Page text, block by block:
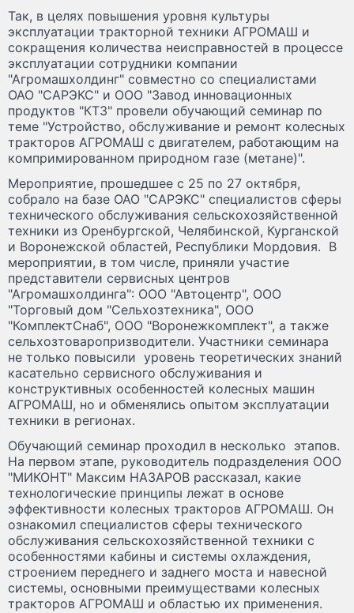
Так, в целях повышения уровня культуры
эксплуатации тракторной техники АГРОМАШ и
сокращения количества неисправностей в процессе
эксплуатации сотрудники компании
"Агромашхолдинг" совместно со специалистами
ОАО "САРЭКС" и ООО "Завод инновационных
продуктов "КТЗ" провели обучающий семинар по
теме "Устройство, обслуживание и ремонт колесных
тракторов АГРОМАШ с двигателем, работающим на
компримированном природном газе (метане)".
Мероприятие, прошедшее с 25 по 27 октября,
собрало на базе ОАО "САРЭКС" специалистов сферы
технического обслуживания сельскохозяйственной
техники из Оренбургской, Челябинской, Курганской
и Воронежской областей, Республики Мордовия. В
мероприятии, в том числе, приняли участие
представители сервисных центров
"Агромашхолдинга": ООО "Автоцентр", ООО
"Торговый дом "Сельхозтехника", ООО
"КомплектСнаб", ООО "Воронежкомплект", а также
сельхозтоваропризводители. Участники семинара
не только повысили уровень теоретических знаний
касательно сервисного обслуживания и
конструктивных особенностей колесных машин
АГРОМАШ, но и обменялись опытом эксплуатации
техники в регионах.
Обучающий семинар проходил в несколько этапов.
На первом этапе, руководитель подразделения ООО
"МИКОНТ" Максим НАЗАРОВ рассказал, какие
технологические принципы лежат в основе
эффективности колесных тракторов АГРОМАШ. Он
ознакомил специалистов сферы технического
обслуживания сельскохозяйственной техники с
особенностями кабины и системы охлаждения,
строением переднего и заднего моста и навесной
системы, основными преимуществами колесных
тракторов АГРОМАШ и областью их применения.